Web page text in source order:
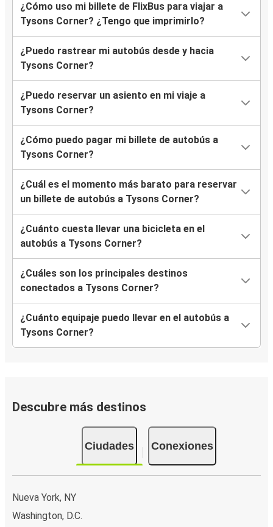
¿Cómo uso mi billete de FlixBus para viajar a
Tysons Corner? ¿Tengo que imprimirlo?
¿Puedo rastrear mi autobús desde y hacia
Tysons Corner?
¿Puedo reservar un asiento en mi viaje a
Tysons Corner?
¿Cómo puedo pagar mi billete de autobús a
Tysons Corner?
¿Cuál es el momento más barato para reservar
un billete de autobús a Tysons Corner?
¿Cuánto cuesta llevar una bicicleta en el
autobús a Tysons Corner?
¿Cuáles son los principales destinos
conectados a Tysons Corner?
¿Cuánto equipaje puedo llevar en el autobús a
Tysons Corner?
Descubre más destinos
Ciudades Conexiones
Nueva York, NY
Washington, D.C.